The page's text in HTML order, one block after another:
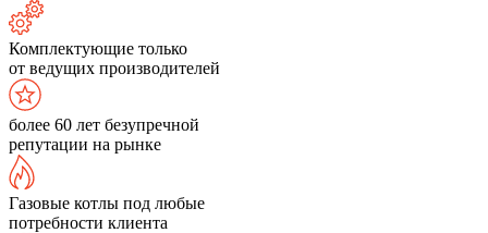
Комплектующие только
от ведущих производителей
более 60 лет безупречной
репутации на рынке
Газовые котлы под любые
потребности клиента